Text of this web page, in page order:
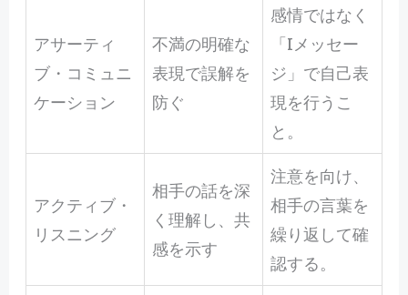
アサーティ
ブ・コミュニ
ケーション
不満の明確な
表現で誤解を
防ぐ
感情ではなく
「Iメッセー
ジ」で自己表
現を行うこ
と。
アクティブ・
リスニング
相手の話を深
く理解し、共
感を示す
注意を向け、
相手の言葉を
繰り返して確
認する。